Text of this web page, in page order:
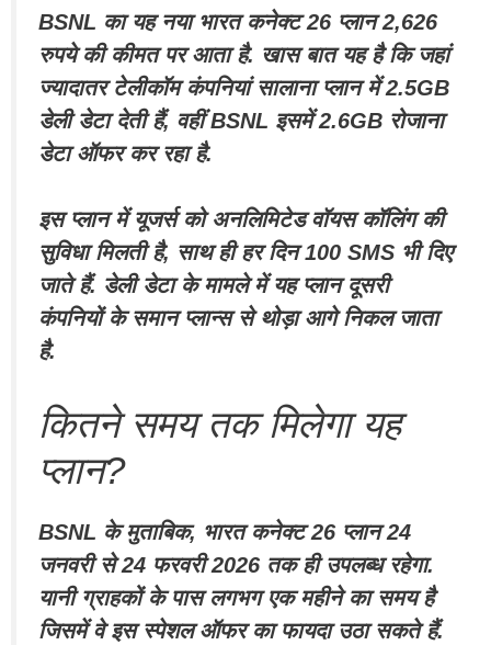
BSNL का यह नया भारत कनेक्ट 26 प्लान 2,626
रुपये की कीमत पर आता है. खास बात यह है कि जहां
ज्यादातर टेलीकॉम कंपनियां सालाना प्लान में 2.5GB
डेली डेटा देती हैं, वहीं BSNL इसमें 2.6GB रोजाना
डेटा ऑफर कर रहा है.
इस प्लान में यूजर्स को अनलिमिटेड वॉयस कॉलिंग की
सुविधा मिलती है, साथ ही हर दिन 100 SMS भी दिए
जाते हैं. डेली डेटा के मामले में यह प्लान दूसरी
कंपनियों के समान प्लान्स से थोड़ा आगे निकल जाता
है.
कितने समय तक मिलेगा यह
प्लान?
BSNL के मुताबिक, भारत कनेक्ट 26 प्लान 24
जनवरी से 24 फरवरी 2026 तक ही उपलब्ध रहेगा.
यानी ग्राहकों के पास लगभग एक महीने का समय है
जिसमें वे इस स्पेशल ऑफर का फायदा उठा सकते हैं.